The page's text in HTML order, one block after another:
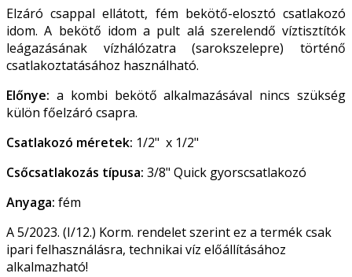
Elzáró csappal ellátott, fém bekötő-elosztó csatlakozó
idom. A bekötő idom a pult alá szerelendő víztisztítók
leágazásának vízhálózatra (sarokszelepre) történő
csatlakoztatásához használható.
Előnye: a kombi bekötő alkalmazásával nincs szükség
külön főelzáró csapra.
Csatlakozó méretek: 1/2" x 1/2"
Csőcsatlakozás típusa: 3/8" Quick gyorscsatlakozó
Anyaga: fém
A 5/2023. (I/12.) Korm. rendelet szerint ez a termék csak
ipari felhasználásra, technikai víz előállításához
alkalmazható!